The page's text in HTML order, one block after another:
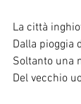
La città
Dalla pioggia
Soltanto una
Del vecchio